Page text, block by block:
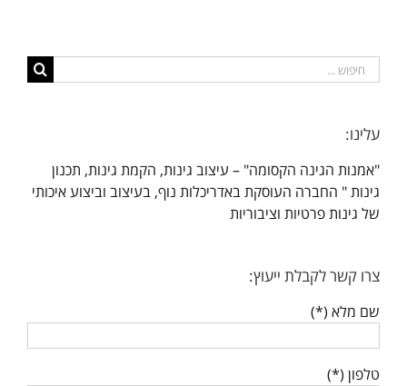
חיפוש...
עלינו:
"אמנות הגינה הקסומה" – עיצוב גינות, הקמת גינות, תכנון
גינות " החברה העוסקת באדריכלות נוף, בעיצוב וביצוע איכותי
של גינות פרטיות וציבוריות
צרו קשר לקבלת ייעוץ:
שם מלא (*)
טלפון (*)